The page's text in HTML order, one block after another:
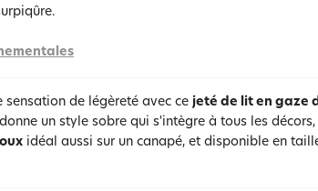
sensation de légèreté avec ce jeté de lit en gaze
un style sobre qui s'intègre à tous les
idéal aussi sur un canapé, et disponible en